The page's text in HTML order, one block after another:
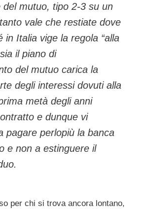
del mutuo, tipo 2-3 su un
vale che restiate dove
in Italia vige la regola “alla
il piano di
del mutuo carica la
degli interessi dovuti alla
metà degli anni
e dunque vi
pagare perlopiù la banca
e non a estinguere il
per chi si trova ancora lontano,